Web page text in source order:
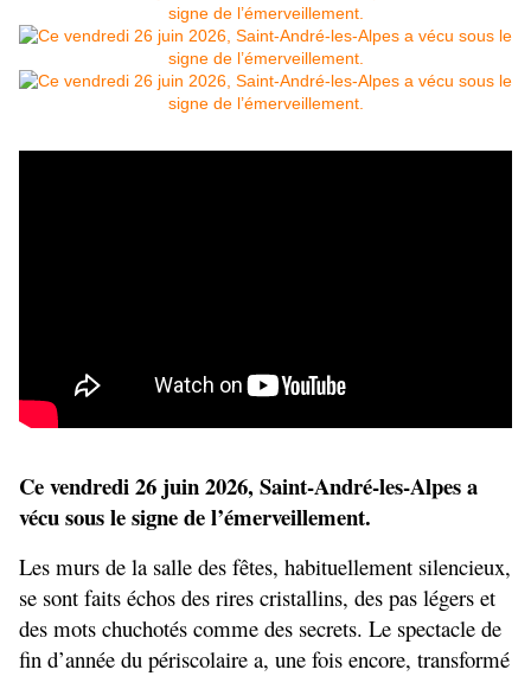
Ce vendredi 26 juin 2026, Saint-André-les-Alpes a
vécu sous le signe de l’émerveillement.
Les murs de la salle des fêtes, habituellement silencieux,
se sont faits échos des rires cristallins, des pas légers et
des mots chuchotés comme des secrets. Le spectacle de
fin d’année du périscolaire a, une fois encore, transformé